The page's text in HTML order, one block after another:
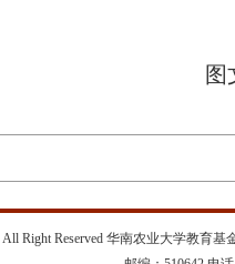
图
All Right Reserved 华南农业大学教育